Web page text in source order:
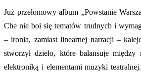
Już przełomowy album „Powstanie
Che nie boi się tematów trudnych i
– ironia, zamiast linearnej narracji –
stworzył dzieło, które balansuje między
elektroniką i elementami muzyki